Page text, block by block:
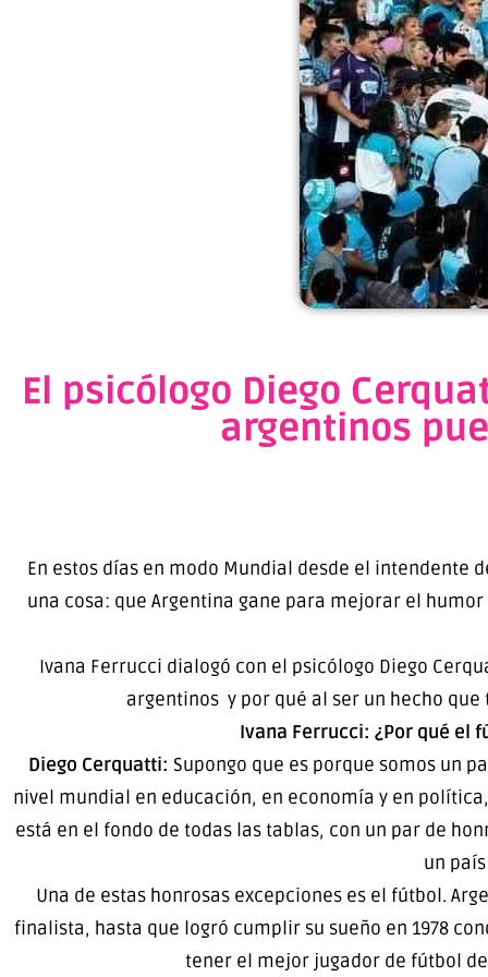
El psicólogo Diego
argentinos
En estos días en modo Mundial desde el intendente
una cosa: que Argentina gane para mejorar el
Ivana Ferrucci dialogó con el psicólogo Diego
argentinos y por qué al ser un hecho
Ivana Ferrucci: ¿Por qué el
Diego Cerquatti: Supongo que es porque somos un
nivel mundial en educación, en economía y en
está en el fondo de todas las tablas, con un par de
un
Una de estas honrosas excepciones es el fútbol.
finalista, hasta que logró cumplir su sueño en 1978
tener el mejor jugador de fútbol